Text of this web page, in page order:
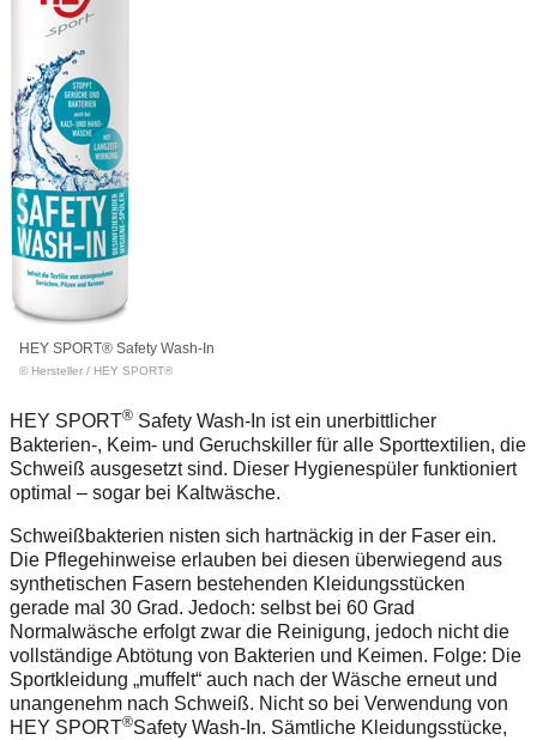
HEY SPORT® Safety Wash-In
© Hersteller / HEY SPORT®
HEY SPORT® Safety Wash-In ist ein unerbittlicher
Bakterien-, Keim- und Geruchskiller für alle Sporttextilien, die
Schweiß ausgesetzt sind. Dieser Hygienespüler funktioniert
optimal – sogar bei Kaltwäsche.
Schweißbakterien nisten sich hartnäckig in der Faser ein.
Die Pflegehinweise erlauben bei diesen überwiegend aus
synthetischen Fasern bestehenden Kleidungsstücken
gerade mal 30 Grad. Jedoch: selbst bei 60 Grad
Normalwäsche erfolgt zwar die Reinigung, jedoch nicht die
vollständige Abtötung von Bakterien und Keimen. Folge: Die
Sportkleidung „muffelt“ auch nach der Wäsche erneut und
unangenehm nach Schweiß. Nicht so bei Verwendung von
HEY SPORT®Safety Wash-In. Sämtliche Kleidungsstücke,